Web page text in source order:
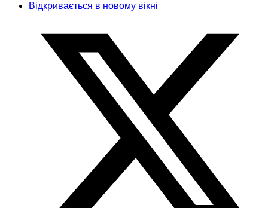
Відкривається в новому вікні